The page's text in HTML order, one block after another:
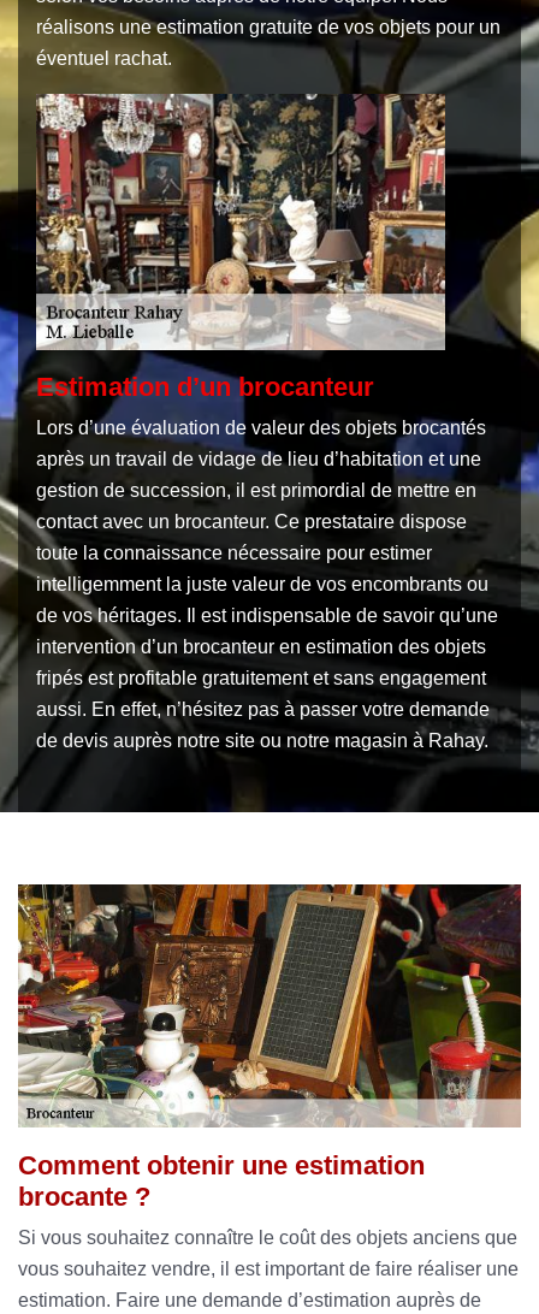
réalisons une estimation gratuite de vos objets pour un
éventuel rachat.
Estimation d’un brocanteur
Lors d’une évaluation de valeur des objets brocantés
après un travail de vidage de lieu d’habitation et une
gestion de succession, il est primordial de mettre en
contact avec un brocanteur. Ce prestataire dispose
toute la connaissance nécessaire pour estimer
intelligemment la juste valeur de vos encombrants ou
de vos héritages. Il est indispensable de savoir qu’une
intervention d’un brocanteur en estimation des objets
fripés est profitable gratuitement et sans engagement
aussi. En effet, n’hésitez pas à passer votre demande
de devis auprès notre site ou notre magasin à Rahay.
Comment obtenir une estimation
brocante ?
Si vous souhaitez connaître le coût des objets anciens que
vous souhaitez vendre, il est important de faire réaliser une
estimation. Faire une demande d’estimation auprès de